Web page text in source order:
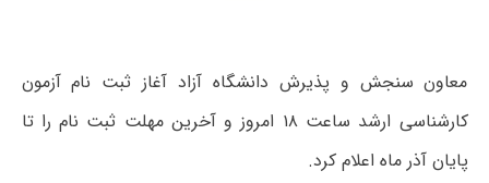
معاون سنجش و پذیرش دانشگاه آزاد آغاز ثبت نام آزمون
کارشناسی ارشد ساعت ۱۸ امروز و آخرین مهلت ثبت نام را تا
پایان آذر ماه اعلام کرد.